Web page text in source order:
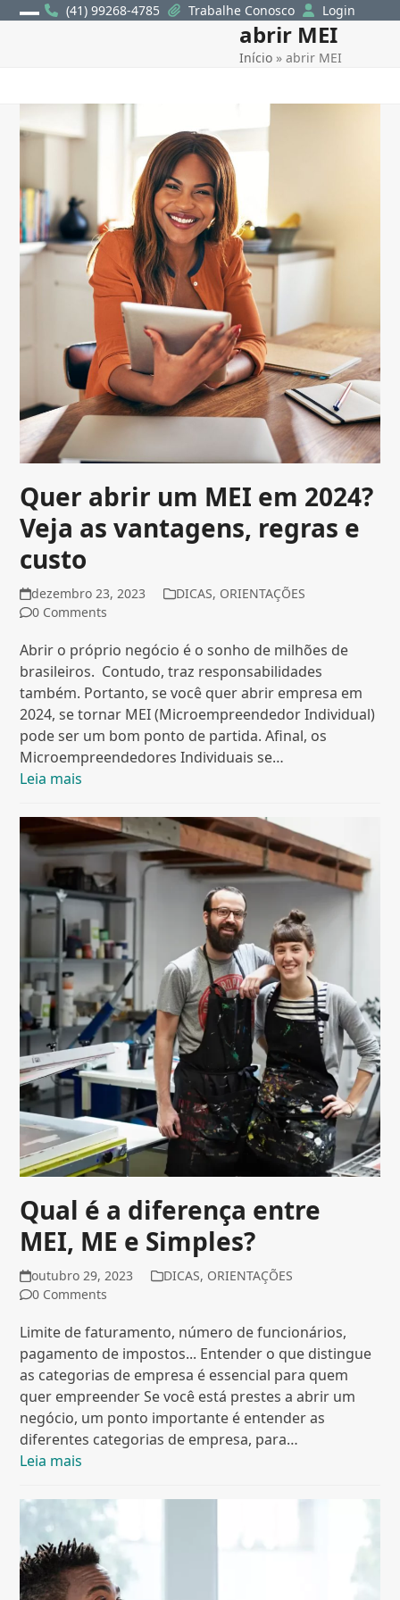
Skip
(41) 99268-4785 Trabalhe Conosco Login
abrir MEI
Início »abrir MEI
Quer abrir um MEI em 2024?
Veja as vantagens, regras e
custo
dezembro 23, 2023 DICAS, ORIENTAÇÕES
0 Comments
Abrir o próprio negócio é o sonho de milhões de
brasileiros. Contudo, traz responsabilidades
também. Portanto, se você quer abrir empresa em
2024, se tornar MEI (Microempreendedor Individual)
pode ser um bom ponto de partida. Afinal, os
Microempreendedores Individuais se…
Leia mais
Qual é a diferença entre
MEI, ME e Simples?
outubro 29, 2023 DICAS, ORIENTAÇÕES
0 Comments
Limite de faturamento, número de funcionários,
pagamento de impostos... Entender o que distingue
as categorias de empresa é essencial para quem
quer empreender Se você está prestes a abrir um
negócio, um ponto importante é entender as
diferentes categorias de empresa, para…
Leia mais